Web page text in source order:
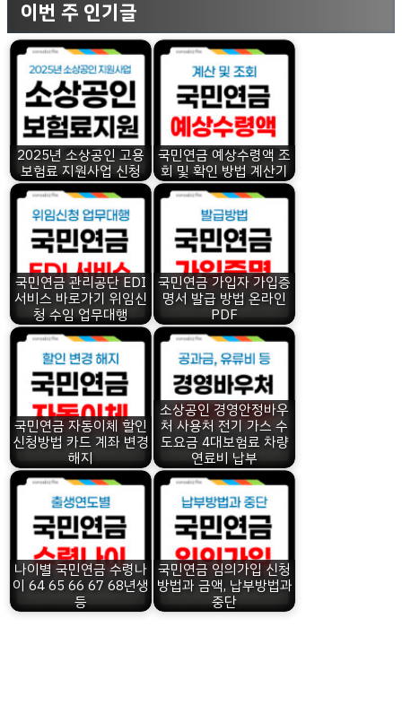
이번 주 인기글
2025년 소상공인 고용
보험료 지원사업 신청
국민연금 예상수령액 조
회 및 확인 방법 계산기
국민연금 관리공단 EDI
서비스 바로가기 위임신
청 수임 업무대행
국민연금 가입자 가입증
명서 발급 방법 온라인
PDF
국민연금 자동이체 할인
신청방법 카드 계좌 변경
해지
소상공인 경영안정바우
처 사용처 전기 가스 수
도요금 4대보험료 차량
연료비 납부
나이별 국민연금 수령나
이 64 65 66 67 68년생
등
국민연금 임의가입 신청
방법과 금액, 납부방법과
중단